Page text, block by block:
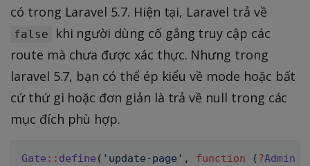
có trong Laravel 5.7. Hiện tại, Laravel trả về
false
khi người dùng cố gắng truy cập các
route mà chưa được xác thực. Nhưng trong
laravel 5.7, bạn có thể ép kiểu về mode hoặc bất
cứ thứ gì hoặc đơn giản là trả về null trong các
mục đích phù hợp.
Gate :: define ( 'update-page' , function ( ?Admin